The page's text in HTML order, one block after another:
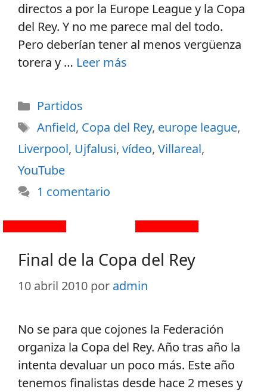
directos a por la Europe League y la Copa
del Rey. Y no me parece mal del todo.
Pero deberían tener al menos vergüenza
torera y … Leer más
Partidos
Anfield, Copa del Rey, europe league,
Liverpool, Ujfalusi, vídeo, Villareal,
YouTube
1 comentario
Final de la Copa del Rey
10 abril 2010 por admin
No se para que cojones la Federación
organiza la Copa del Rey. Año tras año la
intenta devaluar un poco más. Este año
tenemos finalistas desde hace 2 meses y